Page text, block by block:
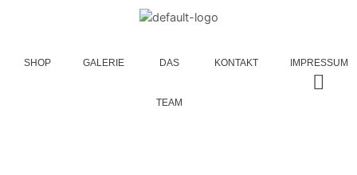
SHOP GALERIE DAS
TEAM
KONTAKT IMPRESSUM